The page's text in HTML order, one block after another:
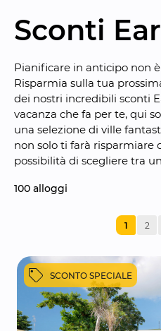
Sconti
Pianificare in anticipo non
Risparmia sulla tua
dei nostri incredibili sconti
vacanza che fa per te, qui
una selezione di ville
non solo ti farà risparmiare
possibilità di scegliere tra
100 alloggi
1 2
SCONTO SPECIALE